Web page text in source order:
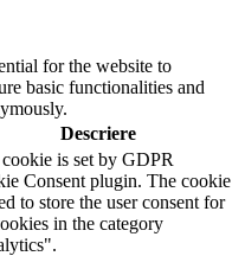
for the website to
basic functionalities and
Descriere
is set by GDPR
Consent plugin. The cookie
to store the user consent for
in the category